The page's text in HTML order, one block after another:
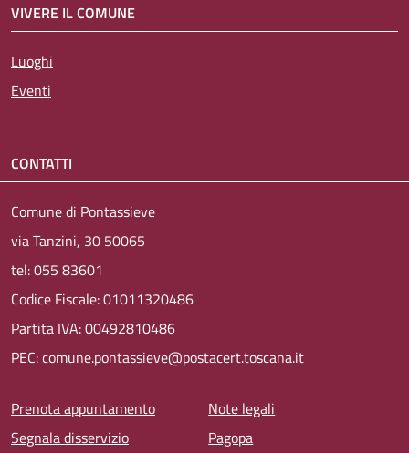
VIVERE IL COMUNE
Luoghi
Eventi
CONTATTI
Comune di Pontassieve
via Tanzini, 30 50065
tel: 055 83601
Codice Fiscale: 01011320486
Partita IVA: 00492810486
PEC: comune.pontassieve@postacert.toscana.it
Menu piè di pagina
Prenota appuntamento
Segnala disservizio
Note legali
Pagopa